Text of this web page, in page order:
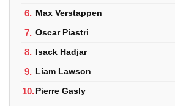
6. Max Verstappen
7. Oscar Piastri
8. Isack Hadjar
9. Liam Lawson
10.Pierre Gasly